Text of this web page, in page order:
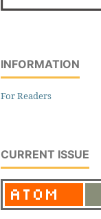
INFORMATION
For Readers
CURRENT ISSUE